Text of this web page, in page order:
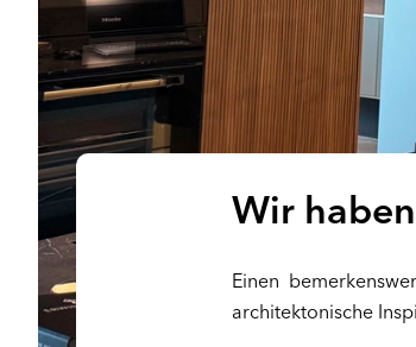
Wir
Einen
architektonische